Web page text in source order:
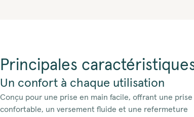
Principales
Un confort à chaque utilisation
Conçu pour une prise en main facile, offrant une prise
confortable, un versement fluide et une refermeture